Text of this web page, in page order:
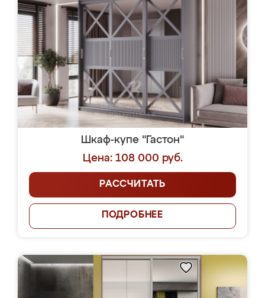
Шкаф-купе "Гастон"
Цена: 108 000 руб.
РАССЧИТАТЬ
ПОДРОБНЕЕ